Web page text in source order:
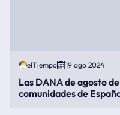
elTiempo 19 ago 2024
Las DANA de agosto
comunidades de